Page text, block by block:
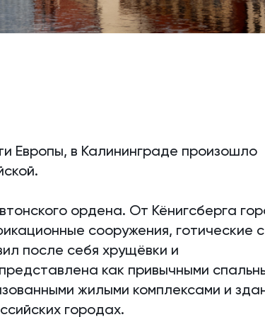
Европы, в Калининграде произошло
ордена. От Кёнигсберга
сооружения, готические
после себя хрущёвки и
как привычными
жилыми комплексами и
городах.